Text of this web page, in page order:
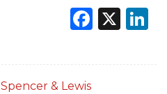
X
Spencer & Lewis